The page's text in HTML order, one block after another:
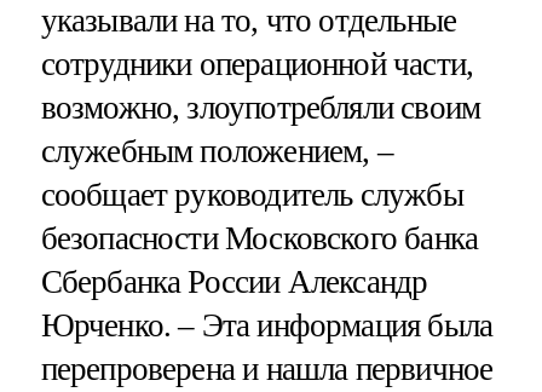
указывали на то, что отдельные
сотрудники операционной части,
возможно, злоупотребляли своим
служебным положением, –
сообщает руководитель службы
безопасности Московского банка
Сбербанка России Александр
Юрченко. – Эта информация была
перепроверена и нашла первичное